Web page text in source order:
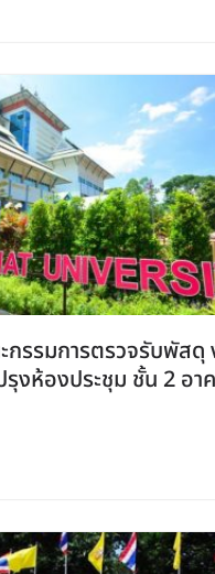
กรรมการตรวจรับพัสดุ
งห้องประชุม ชั้น 2 อาค